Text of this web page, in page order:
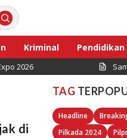
Kriminal Pendidikan
Sport
2026
di
TAG
Headline
Pilkada 2024